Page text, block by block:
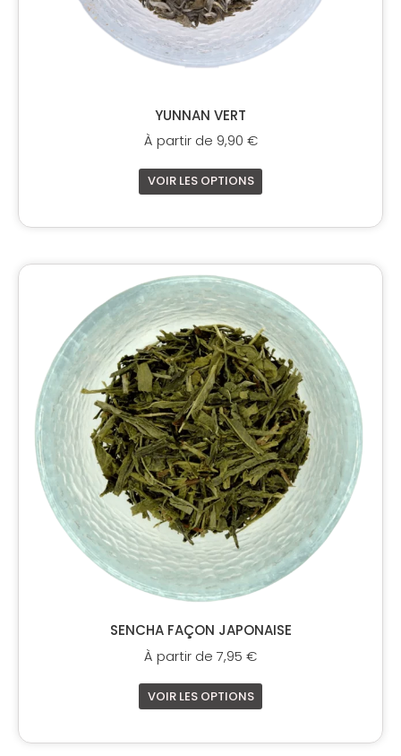
YUNNAN VERT
À partir de 9,90 €
VOIR LES OPTIONS
du
produit
SENCHA FAÇON JAPONAISE
À partir de 7,95 €
VOIR LES OPTIONS
Ce
produit
a
plusieurs
variations.
Les
options
peuvent
être
choisies
sur
la
page
du
produit